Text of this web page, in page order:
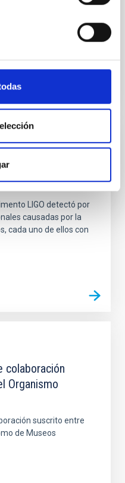
del Egipto
LIGO detectó por
causadas por la
cada uno de ellos con
colaboración
Organismo
suscrito entre
de Museos